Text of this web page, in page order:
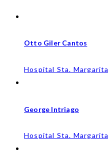
Otto Giler Cantos
Hospital Sta. Margarita
George Intriago
Hospital Sta. Margarita